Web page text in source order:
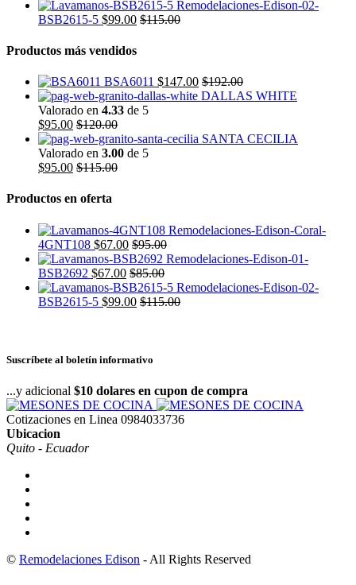
BSB2615-5 $99.00 $115.00
Productos más vendidos
BSA6011 $147.00 $192.00
DALLAS WHITE
Valorado en 4.33 de 5
$95.00 $120.00
SANTA CECILIA
Valorado en 3.00 de 5
$95.00 $115.00
Productos en oferta
4GNT108 $67.00 $95.00
BSB2692 $67.00 $85.00
BSB2615-5 $99.00 $115.00
Suscríbete al boletín informativo
...y adicional $10 dolares en cupon de compra
Cotizaciones en Linea 0984033736
Ubicacion
Quito - Ecuador
© Remodelaciones Edison - All Rights Reserved